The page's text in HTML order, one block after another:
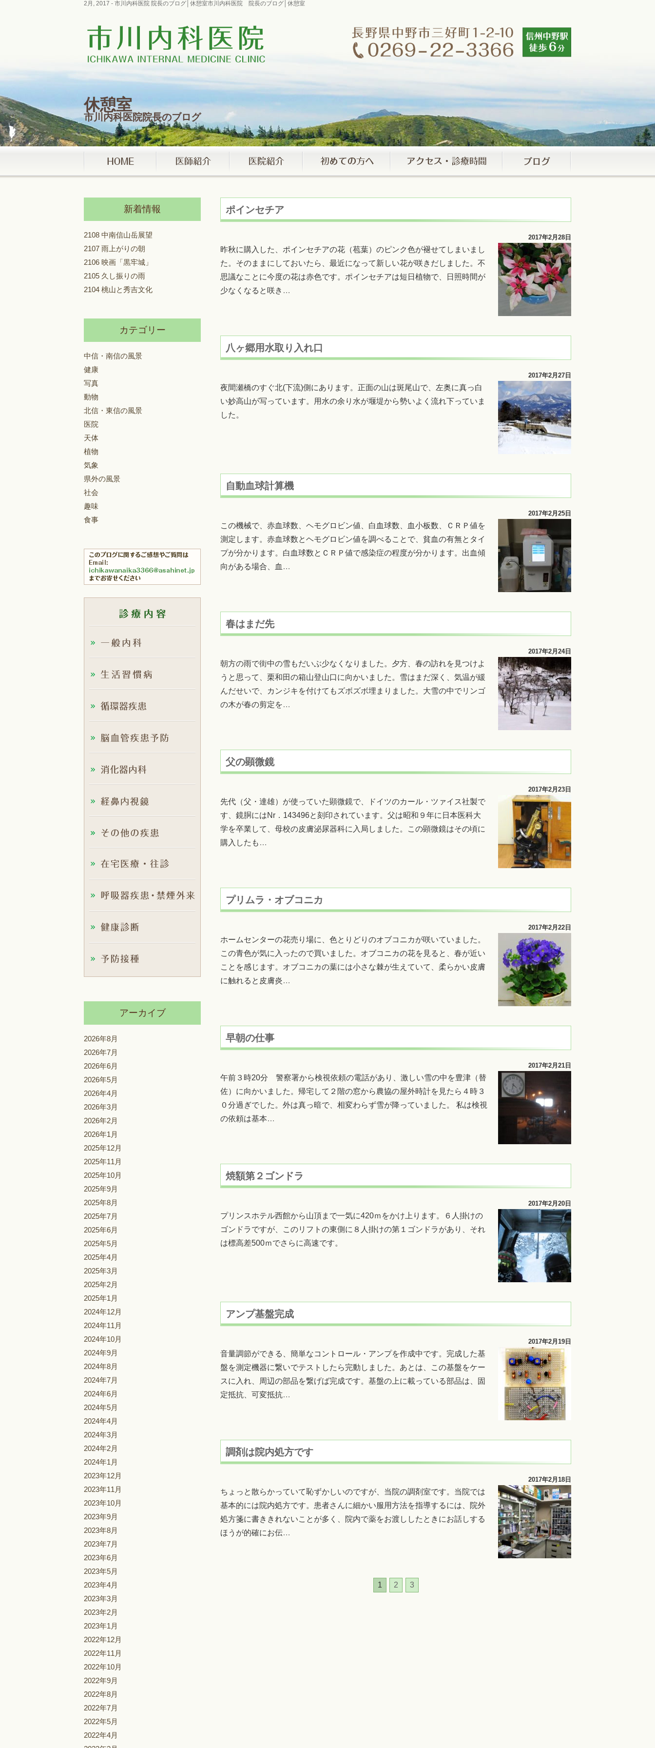
2月, 2017 - 市川内科医院 院長のブログ│休憩室市川内科医院 院長のブログ│休憩室
休憩室
市川内科医院院長のブログ
ポインセチア
2017年2月28日
昨秋に購入した、ポインセチアの花（苞葉）のピンク色が褪せてしまいまし
た。そのままにしておいたら、最近になって新しい花が咲きだしました。不
思議なことに今度の花は赤色です。ポインセチアは短日植物で、日照時間が
少なくなると咲き …
八ヶ郷用水取り入れ口
2017年2月27日
夜間瀬橋のすぐ北(下流)側にあります。正面の山は斑尾山で、左奥に真っ白
い妙高山が写っています。用水の余り水が堰堤から勢いよく流れ下っていま
した。
自動血球計算機
2017年2月25日
この機械で、赤血球数、ヘモグロビン値、白血球数、血小板数、ＣＲＰ値を
測定します。赤血球数とヘモグロビン値を調べることで、貧血の有無とタイ
プが分かります。白血球数とＣＲＰ値で感染症の程度が分かります。出血傾
向がある場合、血 …
春はまだ先
2017年2月24日
朝方の雨で街中の雪もだいぶ少なくなりました。夕方、春の訪れを見つけよ
うと思って、栗和田の箱山登山口に向かいました。雪はまだ深く、気温が緩
んだせいで、カンジキを付けてもズボズボ埋まりました。大雪の中でリンゴ
の木が春の剪定を…
父の顕微鏡
2017年2月23日
先代（父・達雄）が使っていた顕微鏡で、ドイツのカール・ツァイス社製で
す、鏡胴にはNr．143496と刻印されています。父は昭和９年に日本医科大
学を卒業して、母校の皮膚泌尿器科に入局しました。この顕微鏡はその頃に
購入したも …
プリムラ・オブコニカ
2017年2月22日
ホームセンターの花売り場に、色とりどりのオブコニカが咲いていました。
この青色が気に入ったので買いました。オブコニカの花を見ると、春が近い
ことを感じます。オブコニカの葉には小さな棘が生えていて、柔らかい皮膚
に触れると皮膚炎…
早朝の仕事
2017年2月21日
午前３時20分 警察署から検視依頼の電話があり、激しい雪の中を豊津（替
佐）に向かいました。帰宅して２階の窓から農協の屋外時計を見たら４時３
０分過ぎでした。外は真っ暗で、相変わらず雪が降っていました。 私は検視
の依頼は基本…
焼額第２ゴンドラ
2017年2月20日
プリンスホテル西館から山頂まで一気に420ｍをかけ上ります。６人掛けの
ゴンドラですが、このリフトの東側に８人掛けの第１ゴンドラがあり、それ
は標高差500ｍでさらに高速です。
アンプ基盤完成
2017年2月19日
音量調節ができる、簡単なコントロール・アンプを作成中です。完成した基
盤を測定機器に繋いでテストしたら完動しました。あとは、この基盤をケー
スに入れ、周辺の部品を繋げば完成です。基盤の上に載っている部品は、固
定抵抗、可変抵抗…
調剤は院内処方です
2017年2月18日
ちょっと散らかっていて恥ずかしいのですが、当院の調剤室です。当院では
基本的には院内処方です。患者さんに細かい服用方法を指導するには、院外
処方箋に書ききれないことが多く、院内で薬をお渡ししたときにお話しする
ほうが的確にお伝…
1 2 3
新着情報
2108 中南信山岳展望
2107 雨上がりの朝
2106 映画「黒牢城」
2105 久し振りの雨
2104 桃山と秀吉文化
カテゴリー
中信・南信の風景
健康
写真
動物
北信・東信の風景
医院
天体
植物
気象
県外の風景
社会
趣味
食事
アーカイブ
2026年8月
2026年7月
2026年6月
2026年5月
2026年4月
2026年3月
2026年2月
2026年1月
2025年12月
2025年11月
2025年10月
2025年9月
2025年8月
2025年7月
2025年6月
2025年5月
2025年4月
2025年3月
2025年2月
2025年1月
2024年12月
2024年11月
2024年10月
2024年9月
2024年8月
2024年7月
2024年6月
2024年5月
2024年4月
2024年3月
2024年2月
2024年1月
2023年12月
2023年11月
2023年10月
2023年9月
2023年8月
2023年7月
2023年6月
2023年5月
2023年4月
2023年3月
2023年2月
2023年1月
2022年12月
2022年11月
2022年10月
2022年9月
2022年8月
2022年7月
2022年5月
2022年4月